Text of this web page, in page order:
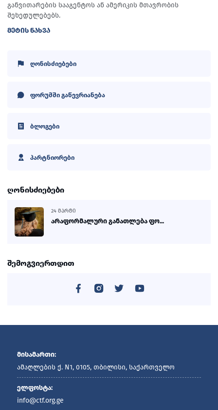
განვითარების სააგენტოს ან ამერიკის მთავრობის
შეხედულებებს.
ᲛᲔᲢᲘᲡ ᲜᲐᲮᲕᲐ
ღონისძიებები
ფორუმში გაწევრიანება
ბლოგები
პარტნიორები
ღონისძიებები
24 ᲛᲐᲠᲢᲘ
არაფორმალური განათლება ფო...
შემოგვიერთდით
მისამართი:
ამაღლების ქ. N1, 0105, თბილისი, საქართველო
ელფოსტა:
info@ctf.org.ge